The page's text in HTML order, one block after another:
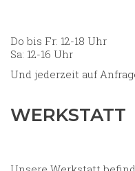
Do bis Fr: 12-18 Uhr
Sa: 12-16 Uhr
Und jederzeit auf
WERKSTATT